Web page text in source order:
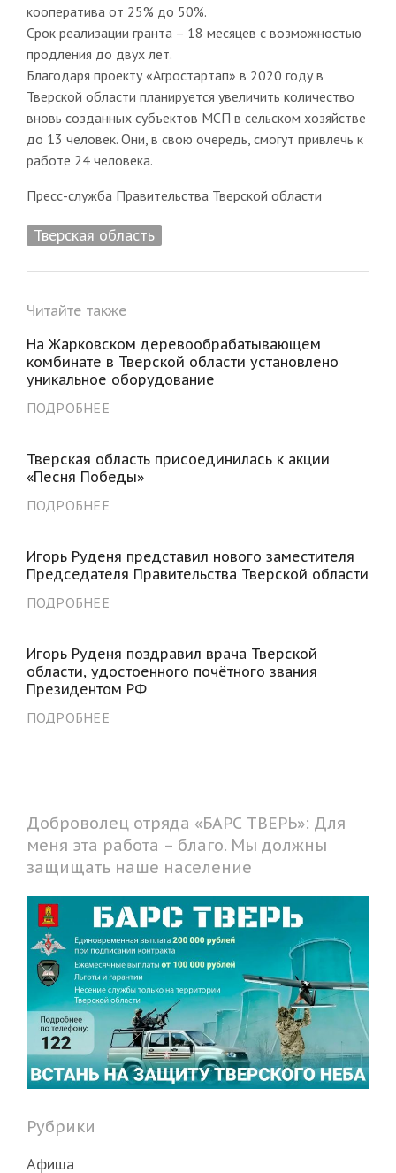
кооператива от 25% до 50%.
Срок реализации гранта – 18 месяцев с возможностью
продления до двух лет.
Благодаря проекту «Агростартап» в 2020 году в
Тверской области планируется увеличить количество
вновь созданных субъектов МСП в сельском хозяйстве
до 13 человек. Они, в свою очередь, смогут привлечь к
работе 24 человека.
Пресс-служба Правительства Тверской области
Тверская область
Читайте также
На Жарковском деревообрабатывающем
комбинате в Тверской области установлено
уникальное оборудование
ПОДРОБНЕЕ
Тверская область присоединилась к акции
«Песня Победы»
ПОДРОБНЕЕ
Игорь Руденя представил нового заместителя
Председателя Правительства Тверской области
ПОДРОБНЕЕ
Игорь Руденя поздравил врача Тверской
области, удостоенного почётного звания
Президентом РФ
ПОДРОБНЕЕ
Доброволец отряда «БАРС ТВЕРЬ»: Для
меня эта работа – благо. Мы должны
защищать наше население
Рубрики
Афиша